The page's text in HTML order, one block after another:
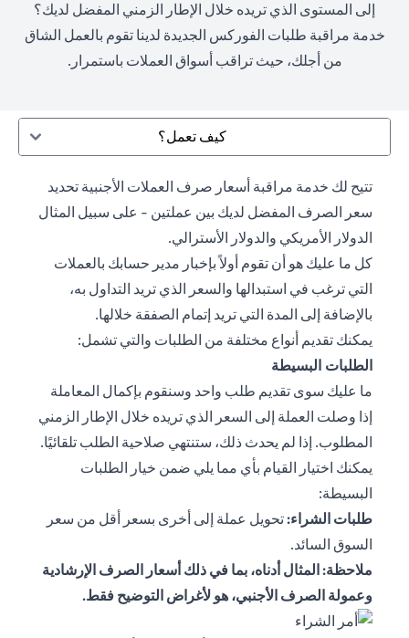
إلى المستوى الذي تريده خلال الإطار الزمني المفضل لديك؟
خدمة مراقبة طلبات الفوركس الجديدة لدينا تقوم بالعمل الشاق
من أجلك، حيث تراقب أسواق العملات باستمرار.
كيف تعمل؟
تتيح لك خدمة مراقبة أسعار صرف العملات الأجنبية تحديد
سعر الصرف المفضل لديك بين عملتين - على سبيل المثال
الدولار الأمريكي والدولار الأسترالي.
كل ما عليك هو أن تقوم أولاً بإخبار مدير حسابك بالعملات
التي ترغب في استبدالها والسعر الذي تريد التداول به،
بالإضافة إلى المدة التي تريد إتمام الصفقة خلالها.
يمكنك تقديم أنواع مختلفة من الطلبات والتي تشمل:
الطلبات البسيطة
ما عليك سوى تقديم طلب واحد وسنقوم بإكمال المعاملة
إذا وصلت العملة إلى السعر الذي تريده خلال الإطار الزمني
المطلوب. إذا لم يحدث ذلك، ستنتهي صلاحية الطلب تلقائيًا.
يمكنك اختيار القيام بأي مما يلي ضمن خيار الطلبات
البسيطة:
طلبات الشراء:تحويل عملة إلى أخرى بسعر أقل من سعر
السوق السائد.
ملاحظة: المثال أدناه، بما في ذلك أسعار الصرف الإرشادية
وعمولة الصرف الأجنبي، هو لأغراض التوضيح فقط.